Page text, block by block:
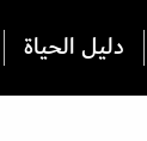
دليل الحياة